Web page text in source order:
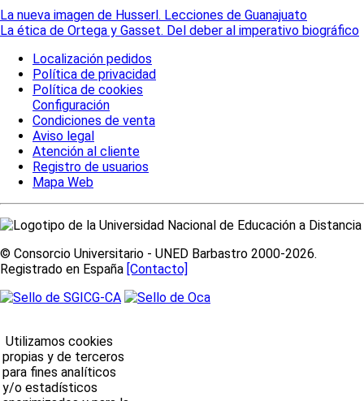
La nueva imagen de Husserl. Lecciones de Guanajuato
La ética de Ortega y Gasset. Del deber al imperativo biográfico
Localización pedidos
Política de privacidad
Política de cookies
Configuración
Condiciones de venta
Aviso legal
Atención al cliente
Registro de usuarios
Mapa Web
© Consorcio Universitario - UNED Barbastro 2000-2026.
Registrado en España [Contacto]
Utilizamos cookies
propias y de terceros
para fines analíticos
y/o estadísticos